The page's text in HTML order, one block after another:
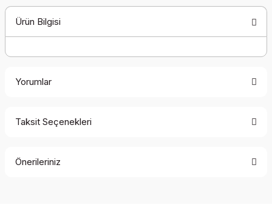
Ürün Bilgisi
Yorumlar
Taksit Seçenekleri
Önerileriniz